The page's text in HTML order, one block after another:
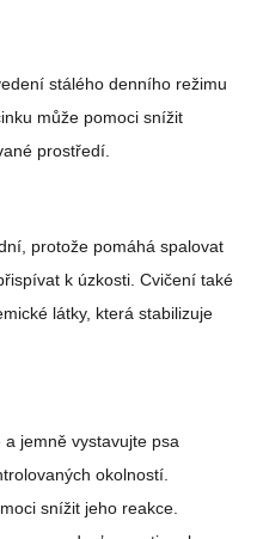
stálého denního režimu
může pomoci snížit
prostředí.
protože pomáhá spalovat
k úzkosti. Cvičení také
látky, která stabilizuje
a jemně vystavujte psa
okolností.
snížit jeho reakce.